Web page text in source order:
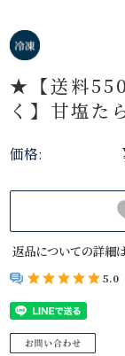
★【送料
く】甘塩た
価格:
返品についての詳細
5.0